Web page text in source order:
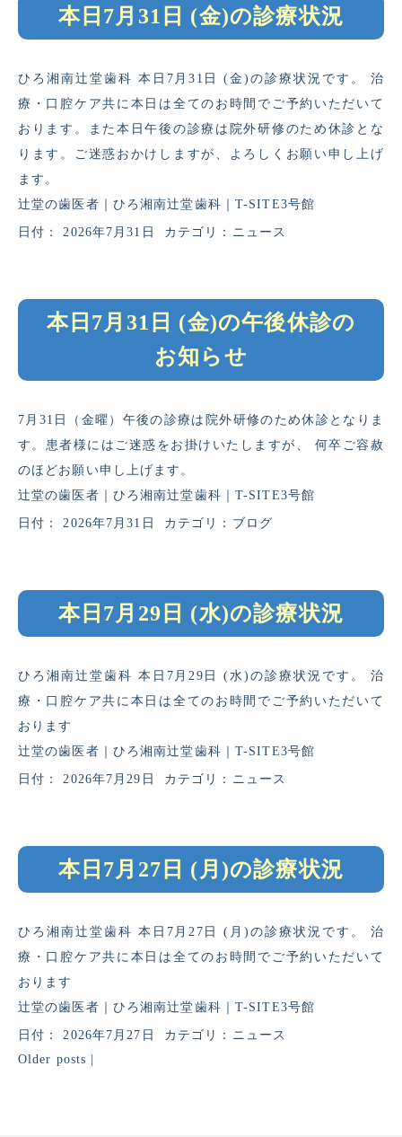
本日7月31日 (金)の診療状況
ひろ湘南辻堂歯科 本日7月31日 (金)の診療状況です。 治
療・口腔ケア共に本日は全てのお時間でご予約いただいて
おります。また本日午後の診療は院外研修のため休診とな
ります。ご迷惑おかけしますが、よろしくお願い申し上げ
ます。
辻堂の歯医者｜ひろ湘南辻堂歯科｜T-SITE3号館
日付：2026年7月31日 カテゴリ： ニュース
本日7月31日 (金)の午後休診の
お知らせ
7月31日（金曜）午後の診療は院外研修のため休診となりま
す。患者様にはご迷惑をお掛けいたしますが、 何卒ご容赦
のほどお願い申し上げます。
辻堂の歯医者｜ひろ湘南辻堂歯科｜T-SITE3号館
日付： 2026年7月31日 カテゴリ： ブログ
本日7月29日 (水)の診療状況
ひろ湘南辻堂歯科 本日7月29日 (水)の診療状況です。 治
療・口腔ケア共に本日は全てのお時間でご予約いただいて
おります
辻堂の歯医者｜ひろ湘南辻堂歯科｜T-SITE3号館
日付： 2026年7月29日 カテゴリ： ニュース
本日7月27日 (月)の診療状況
ひろ湘南辻堂歯科 本日7月27日 (月)の診療状況です。 治
療・口腔ケア共に本日は全てのお時間でご予約いただいて
おります
辻堂の歯医者｜ひろ湘南辻堂歯科｜T-SITE3号館
日付：2026年7月27日 カテゴリ： ニュース
Older posts